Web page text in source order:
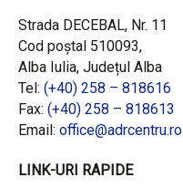
Strada DECEBAL, Nr. 11
Cod poștal 510093,
Alba Iulia, Județul Alba
Tel: (+40) 258 – 818616
Fax: (+40) 258 – 818613
Email: office@adrcentru.ro
LINK-URI RAPIDE